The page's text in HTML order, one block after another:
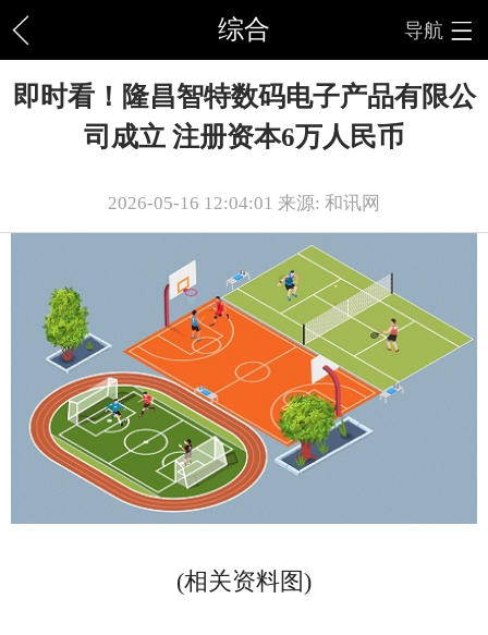
综合 导航
即时看！隆昌智特数码电子产品有限公
司成立 注册资本6万人民币
2026-05-16 12:04:01 来源: 和讯网
(相关资料图)